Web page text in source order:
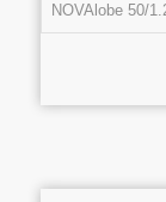
NOVAlobe 50/